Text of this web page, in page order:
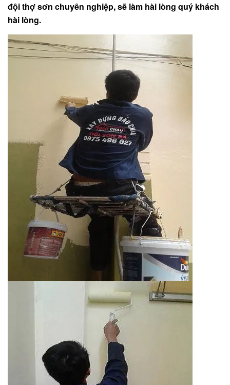
đội thợ sơn chuyên nghiệp, sẽ làm hài lòng quý khách
hài lòng.